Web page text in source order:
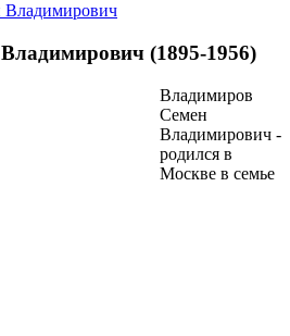
(1895-1956)
Владимиров
Семен
Владимирович -
родился в
Москве в семье